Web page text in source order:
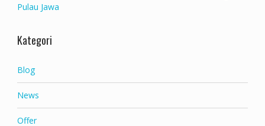
Pulau Jawa
Kategori
Blog
News
Offer